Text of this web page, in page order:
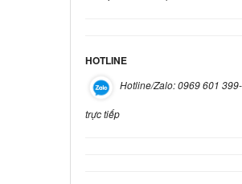
HOTLINE
Hotline/Zalo: 0969 601
trực tiếp